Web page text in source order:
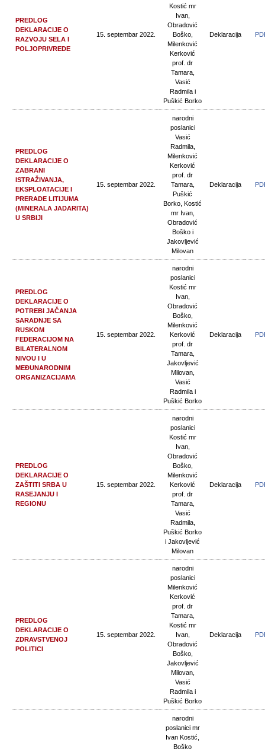
PREDLOG
DEKLARACIJE O
RAZVOJU SELA I
POLJOPRIVREDE
15. septembar 2022.
Kostić mr
Ivan,
Obradović
Boško,
Milenković
Kerković
prof. dr
Tamara,
Vasić
Radmila i
Puškić Borko
Deklaracija
PREDLOG
DEKLARACIJE O
ZABRANI
ISTRAŽIVANJA,
EKSPLOATACIJE I
PRERADE LITIJUMA
(MINERALA JADARITA)
U SRBIJI
15. septembar 2022.
narodni
poslanici
Vasić
Radmila,
Milenković
Kerković
prof. dr
Tamara,
Puškić
Borko, Kostić
mr Ivan,
Obradović
Boško i
Jakovljević
Milovan
Deklaracija
PREDLOG
DEKLARACIJE O
POTREBI JAČANJA
SARADNJE SA
RUSKOM
FEDERACIJOM NA
BILATERALNOM
NIVOU I U
MEĐUNARODNIM
ORGANIZACIJAMA
15. septembar 2022.
narodni
poslanici
Kostić mr
Ivan,
Obradović
Boško,
Milenković
Kerković
prof. dr
Tamara,
Jakovljević
Milovan,
Vasić
Radmila i
Puškić Borko
Deklaracija
PREDLOG
DEKLARACIJE O
ZAŠTITI SRBA U
RASEJANJU I
REGIONU
15. septembar 2022.
narodni
poslanici
Kostić mr
Ivan,
Obradović
Boško,
Milenković
Kerković
prof. dr
Tamara,
Vasić
Radmila,
Puškić Borko
i Jakovljević
Milovan
Deklaracija
PREDLOG
DEKLARACIJE O
ZDRAVSTVENOJ
POLITICI
15. septembar 2022.
narodni
poslanici
Milenković
Kerković
prof. dr
Tamara,
Kostić mr
Ivan,
Obradović
Boško,
Jakovljević
Milovan,
Vasić
Radmila i
Puškić Borko
Deklaracija
narodni
poslanici mr
Ivan Kostić,
Boško